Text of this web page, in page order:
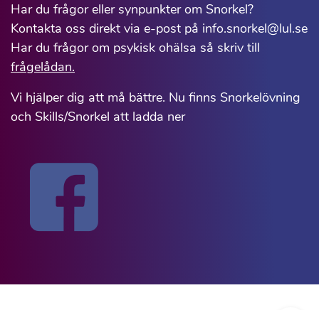
Har du frågor eller synpunkter om Snorkel?
Kontakta oss direkt via e-post på info.snorkel@lul.se
Har du frågor om psykisk ohälsa så skriv till
frågelådan.
Vi hjälper dig att må bättre. Nu finns Snorkelövning
och Skills/Snorkel att ladda ner